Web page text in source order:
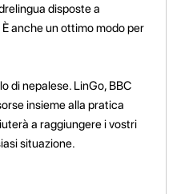
disposte a
anche un ottimo modo per
di nepalese. LinGo, BBC
insieme alla pratica
a raggiungere i vostri
situazione.